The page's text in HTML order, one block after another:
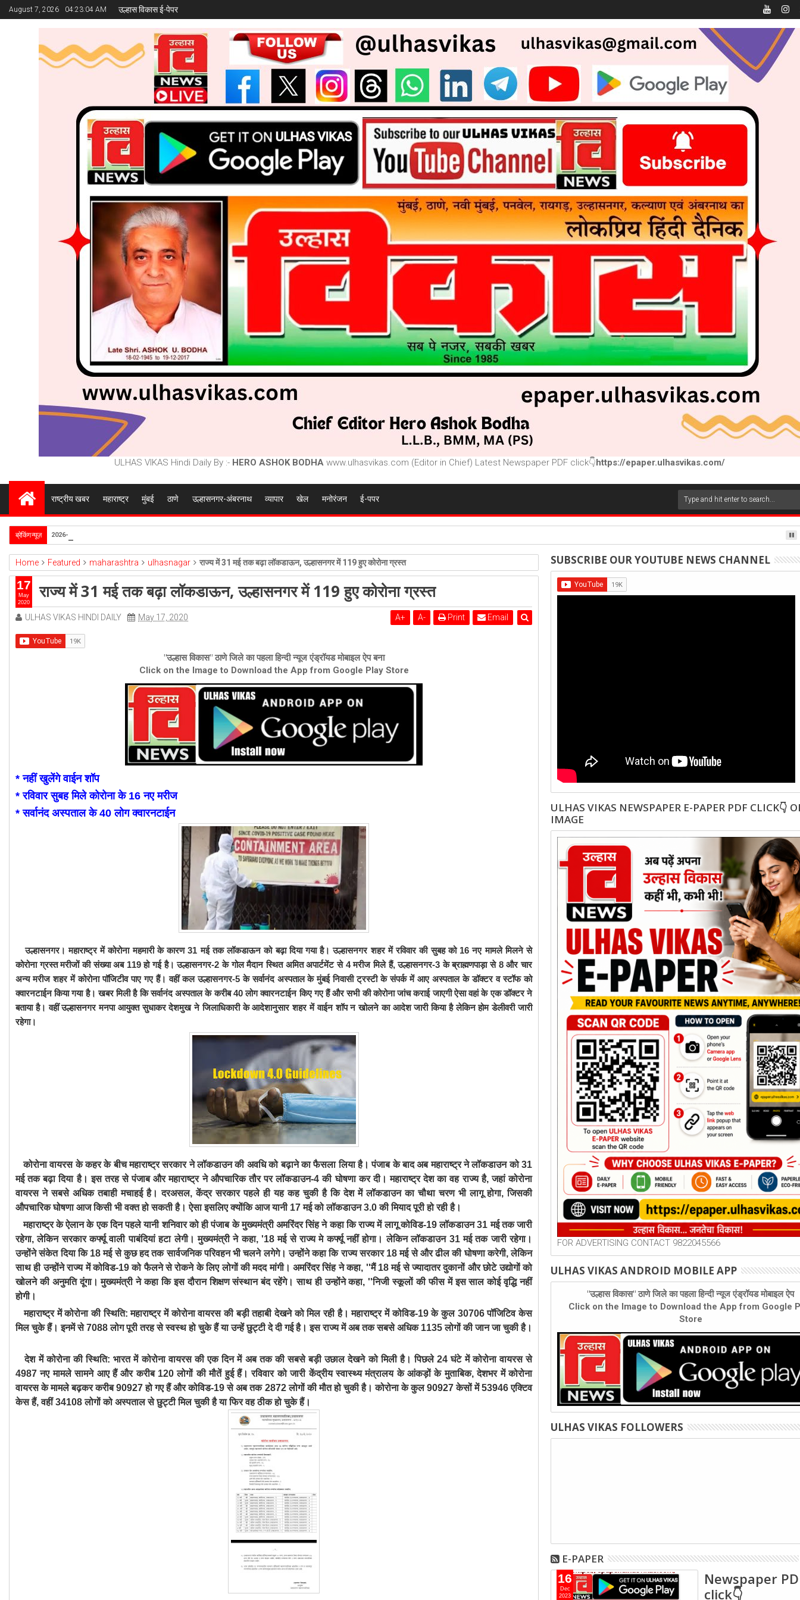
August 7, 2026 04:23:06 AM उल्हास विकास ई-पेपर
ULHAS VIKAS Hindi Daily By :- HERO ASHOK BODHA www.ulhasvikas.com (Editor in Chief) Latest Newspaper PDF click👇https://epaper.ulhasvikas.com/
राष्ट्रीय खबर महाराष्ट्र मुंबई ठाणे उल्हासनगर-अंबरनाथ व्यापार खेल मनोरंजन ई-पपर
ब्रेकिंग न्यूज़ 2026-4-1
Home Featured maharashtra ulhasnagar राज्य में 31 मई तक बढ़ा लॉकडाऊन, उल्हासनगर में 119 हुए कोरोना ग्रस्त
राज्य में 31 मई तक बढ़ा लॉकडाऊन, उल्हासनगर में 119 हुए कोरोना ग्रस्त
ULHAS VIKAS HINDI DAILY May 17, 2020 A+ A- Print Email
"उल्हास विकास" ठाणे जिले का पहला हिन्दी न्यूज एंड्रॉयड मोबाइल ऐप बना
Click on the Image to Download the App from Google Play Store
* नहीं खुलेंगे वाईन शॉप
* रविवार सुबह मिले कोरोना के 16 नए मरीज
* सर्वानंद अस्पताल के 40 लोग क्वारनटाईन
उल्हासनगर। महाराष्ट्र में कोरोना महमारी के कारण 31 मई तक लॉकडाऊन को बढ़ा दिया गया है। उल्हासनगर शहर में रविवार की सुबह को 16 नए मामले मिलने से
कोरोना ग्रस्त मरीजों की संख्या अब 119 हो गई है। उल्हासनगर-2 के गोल मैदान स्थित अमित अपार्टमेंट से 4 मरीज मिले हैं, उल्हासनगर-3 के ब्राह्मणपाड़ा से 8 और चार
अन्य मरीज शहर में कोरोना पॉजिटीव पाए गए हैं। वहीं कल उल्हासनगर-5 के सर्वानंद अस्पताल के मुंबई निवासी ट्रस्टी के संपर्क में आए अस्पताल के डॉक्टर व स्टॉफ को
क्वारनटाईन किया गया है। खबर मिली है कि सर्वानंद अस्पताल के करीब 40 लोग क्वारनटाईन किए गए हैं और सभी की कोरोना जांच कराई जाएगी ऐसा वहां के एक डॉक्टर ने
बताया है। वहीं उल्हासनगर मनपा आयुक्त सुधाकर देशमुख ने जिलाधिकारी के आदेशानुसार शहर में वाईन शॉप न खोलने का आदेश जारी किया हैलेकिन होम डेलीवरी जारी
रहेगा।
कोरोना वायरस के कहर के बीच महाराष्ट्र सरकार ने लॉकडाउन की अवधि को बढ़ाने का फैसला लिया है। पंजाब के बाद अब महाराष्ट्र ने लॉकडाउन को 31
मई तक बढ़ा दिया है। इस तरह से पंजाब और महाराष्ट्र ने औपचारिक तौर पर लॉकडाउन-4 की घोषणा कर दी। महाराष्ट्र देश का वह राज्य है, जहां कोरोना
वायरस ने सबसे अधिक तबाही मचाहई है। दरअसल, केंद्र सरकार पहले ही यह कह चुकी है कि देश में लॉकडाउन का चौथा चरण भी लागू होगा, जिसकी
औपचारिक घोषणा आज किसी भी वक्त हो सकती है। ऐसा इसलिए क्योंकि आज यानी 17 मई को लॉकडाउन 3.0 की मियाद पूरी हो रही है।
महाराष्ट्र के ऐलान के एक दिन पहले यानी शनिवार को ही पंजाब के मुख्यमंत्री अमरिंदर सिंह ने कहा कि राज्य में लागू कोविड-19 लॉकडाउन 31 मई तक जारी
रहेगा, लेकिन सरकार कर्फ्यू वाली पाबंदियां हटा लेगी। मुख्यमंत्री ने कहा, '18 मई से राज्य मे कर्फ्यू नहीं होगा। लेकिन लॉकडाउन 31 मई तक जारी रहेगा।
उन्होंने संकेत दिया कि 18 मई से कुछ हद तक सार्वजनिक परिवहन भी चलने लगेगे। उन्होंने कहा कि राज्य सरकार 18 मई से और ढील की घोषणा करेगी, लेकिन
साथ ही उन्होंने राज्य में कोविड-19 को फैलने से रोकने के लिए लोगों की मदद मांगी। अमरिंदर सिंह ने कहा, ''मैं 18 मई से ज्यादातर दुकानों और छोटे उद्योगों को
खोलने की अनुमति दूंगा। मुख्यमंत्री ने कहा कि इस दौरान शिक्षण संस्थान बंद रहेंगे। साथ ही उन्होंने कहा, ''निजी स्कूलों की फीस में इस साल कोई वृद्धि नहीं
होगी।
महाराष्ट्र में कोरोना की स्थिति:महाराष्ट्र में कोरोना वायरस की बड़ी तहाबी देखने को मिल रही है। महाराष्ट्र में कोविड-19 के कुल 30706 पॉजिटिव केस
मिल चुके हैं। इनमें से 7088 लोग पूरी तरह से स्वस्थ हो चुके हैं या उन्हें छुट्टी दे दी गई है। इस राज्य में अब तक सबसे अधिक 1135 लोगों की जान जा चुकी है।
देश में कोरोना की स्थिति: भारत में कोरोना वायरस की एक दिन में अब तक की सबसे बड़ी उछाल देखने को मिली है। पिछले 24 घंटे में कोरोना वायरस से
4987 नए मामले सामने आए हैं और करीब 120 लोगों की मौतें हुई हैं। रविवार को जारी केंद्रीय स्वास्थ्य मंत्रालय के आंकड़ों के मुताबिक, देशभर में कोरोना
वायरस के मामले बढ़कर करीब 90927 हो गए हैं और कोविड-19 से अब तक 2872 लोगों की मौत हो चुकी है। कोरोना के कुल 90927 केसों में 53946 एक्टिव
केस हैं, वहीं 34108 लोगों को अस्पताल से छुट्टी मिल चुकी है या फिर वह ठीक हो चुके हैं।
17
May
2020
SUBSCRIBE OUR YOUTUBE NEWS CHANNEL
ULHAS VIKAS NEWSPAPER E-PAPER PDF CLICK👇
IMAGE
FOR ADVERTISING CONTACT 9822045566
ULHAS VIKAS ANDROID MOBILE APP
"उल्हास विकास" ठाणे जिले का पहला हिन्दी न्यूज एंड्रॉयड मोबाइल ऐप
Click on the Image to Download the App from Google
Store
ULHAS VIKAS FOLLOWERS
E-PAPER
16
Dec
2023
Newspaper
click👇